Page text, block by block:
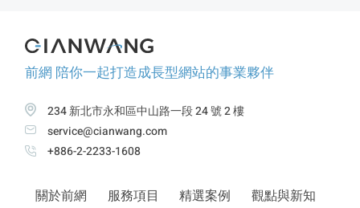
前網 陪你一起打造成長型網站的事業夥伴
234 新北市永和區中山路一段 24 號 2 樓
service@cianwang.com
+886-2-2233-1608
關於前網 服務項目 精選案例 觀點與新知